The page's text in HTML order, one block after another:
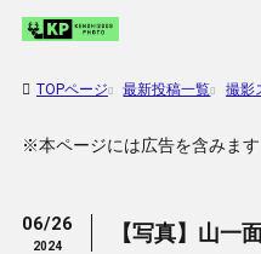
TOPページ 最新投稿一覧 撮影
※本ページには広告を含みます
06/26
2024
【写真】山一